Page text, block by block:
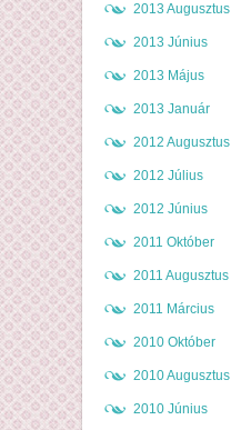
2013 Augusztus
2013 Június
2013 Május
2013 Január
2012 Augusztus
2012 Július
2012 Június
2011 Október
2011 Augusztus
2011 Március
2010 Október
2010 Augusztus
2010 Június